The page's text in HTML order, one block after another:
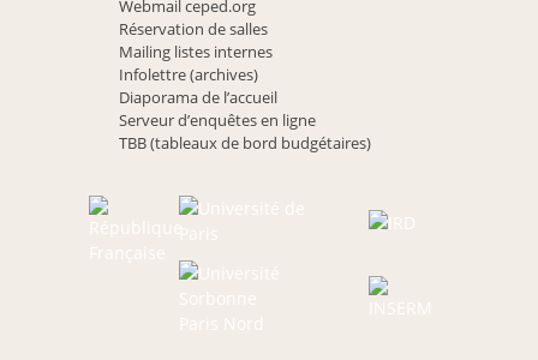
Webmail ceped.org
Réservation de salles
Mailing listes internes
Infolettre (archives)
Diaporama de l’accueil
Serveur d’enquêtes en ligne
TBB (tableaux de bord budgétaires)